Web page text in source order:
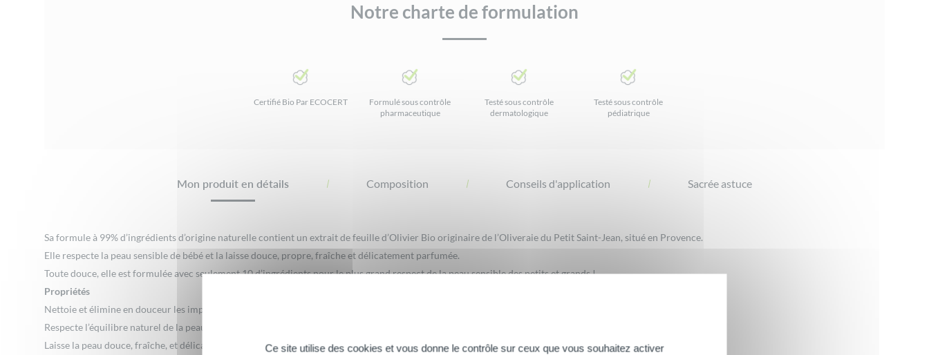
Notre charte de formulation
Certifié Bio Par ECOCERT
Formulé sous contrôle
pharmaceutique
Testé sous contrôle
dermatologique
Testé sous contrôle
pédiatrique
Mon produit en détails Composition Conseils d'application Sacrée astuce
Sa formule à 99% d’ingrédients d’origine naturelle contient un extrait de feuille d’Olivier Bio originaire de l’Oliveraie du Petit Saint-Jean, situé en Provence.
Elle respecte la peau sensible de bébé et la laisse douce, propre, fraîche et délicatement parfumée.
Toute douce, elle est formulée avec seulement 10 d’ingrédients pour le plus grand respect de la peau sensible des petits et grands !
Propriétés
Nettoie et élimine en douceur les impuretés du visage, du corps et du siège de bébé
Respecte l’équilibre naturel de la peau
Laisse la peau douce, fraîche, et délicatement parfuméeCe site utilise des cookies et vous donne le contrôle sur ceux que vous souhaitez activer